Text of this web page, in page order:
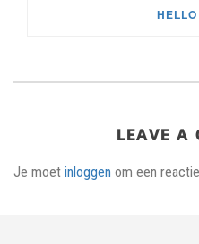
LEAVE A
Je moet inloggen om een